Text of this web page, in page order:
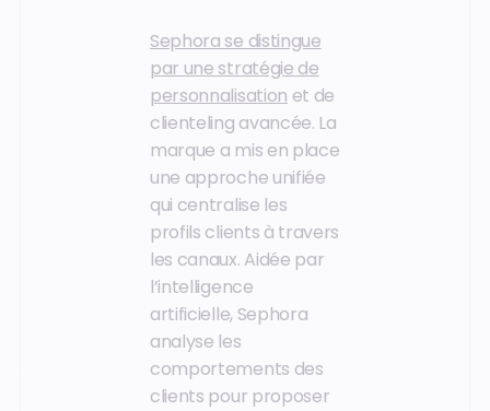
Sephora se distingue
par une stratégie de
personnalisation et de
clienteling avancée. La
marque a mis en place
une approche unifiée
qui centralise les
profils clients à travers
les canaux. Aidée par
l’intelligence
artificielle, Sephora
analyse les
comportements des
clients pour proposer